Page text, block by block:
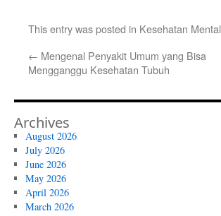
This entry was posted in Kesehatan Mental
← Mengenal Penyakit Umum yang Bisa
Mengganggu Kesehatan Tubuh
Archives
August 2026
July 2026
June 2026
May 2026
April 2026
March 2026